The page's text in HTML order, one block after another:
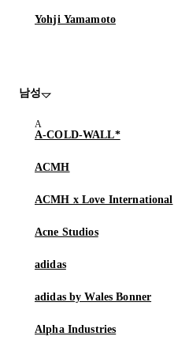
Yohji Yamamoto
남성
A-COLD-WALL*
ACMH
ACMH x Love International
Acne Studios
adidas
adidas by Wales Bonner
Alpha Industries